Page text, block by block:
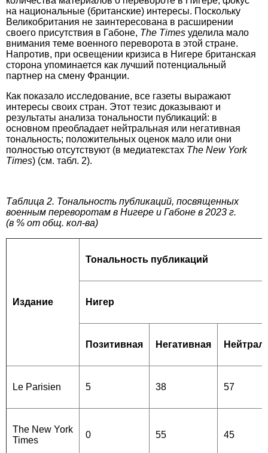
на национальные (британские) интересы. Поскольку
Великобритания не заинтересована в расширении
своего присутствия в Габоне, The Times уделила мало
внимания теме военного переворота в этой стране.
Напротив, при освещении кризиса в Нигере британская
сторона упоминается как лучший потенциальный
партнер на смену Франции.
Как показало исследование, все газеты выражают
интересы своих стран. Этот тезис доказывают и
результаты анализа тональности публикаций: в
основном преобладает нейтральная или негативная
тональность; положительных оценок мало или они
полностью отсутствуют (в медиа­текстах The New York
Times) (см. табл. 2).
Таблица 2. Тональность публикаций, посвященных
военным переворотам в Нигере и Габоне в 2023 г.
(в % от общ. кол-ва)
Издание
Тональность публикаций
Нигер
Позитивная Негативная
Le Parisien 5 38 57
The New York
Times
0 55 45